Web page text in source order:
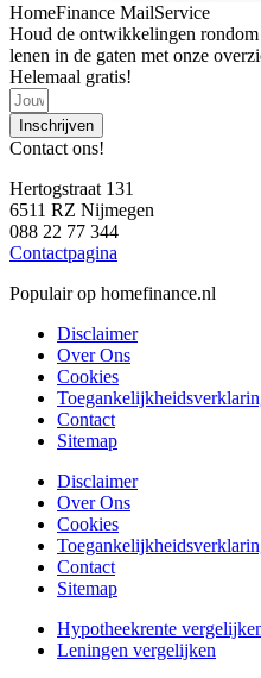
HomeFinance MailService
Houd de ontwikkelingen
lenen in de gaten met onze
Helemaal gratis!
Inschrijven
Contact ons!
Hertogstraat 131
6511 RZ Nijmegen
088 22 77 344
Contactpagina
Populair op homefinance.nl
Disclaimer
Over Ons
Cookies
Contact
Sitemap
Disclaimer
Over Ons
Cookies
Contact
Sitemap
Hypotheekrente
Leningen vergelijken